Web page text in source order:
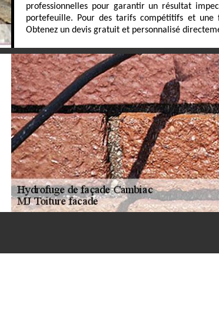
professionnelles pour garantir un résultat
portefeuille. Pour des tarifs compétitifs et une
Obtenez un devis gratuit et personnalisé